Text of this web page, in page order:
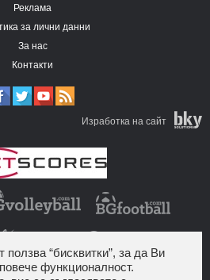
Реклама
за лични данни
За нас
Контакти
Изработка на сайт
ползва “бисквитки”, за да Ви
функционалност.